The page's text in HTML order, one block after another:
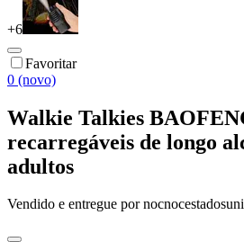
+6
Favoritar
0 (novo)
Walkie Talkies
recarregáveis de longo
adultos
Vendido e entregue por